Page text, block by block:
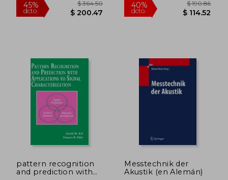
45%
dcto. $ 184.83
45%
university nara, (en
Inglés)
pattern recognition
and prediction with
Messtechnik der
Akustik (en Alemán)